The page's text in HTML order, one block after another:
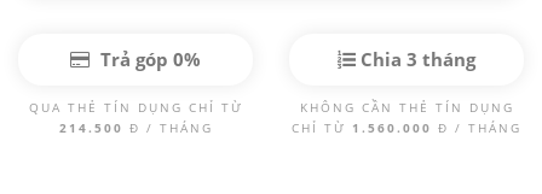
Trả góp 0%
QUA THẺ TÍN DỤNG CHỈ TỪ
214.500 Đ / THÁNG
Chia 3 tháng
KHÔNG CẦN THẺ TÍN DỤNG
CHỈ TỪ 1.560.000 Đ / THÁNG